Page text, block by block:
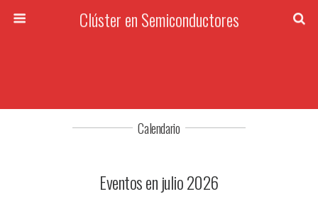
Clúster en Semiconductores
Calendario
Eventos en julio 2026